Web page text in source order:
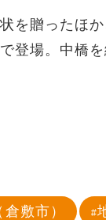
を贈ったほ
登場。中橋
敷市）